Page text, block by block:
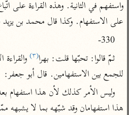
Type 1 or more
characters for results.
أمّهات
تفسير الطبري
تفسير القرطبي
تفسير البغوي
عامّة
فتح البيان
فتح القدير
تفسير ابن
موسوعات
على الاستفهام. وكذا قال محمد بن
330-
ثمّ قالوا: تحبّها قلت: بهرا(٣)
للجمع بين الاستفهامين. قال أبو جعفر:
هذا استفهامان وقد شبّهه بما لا يشبهه